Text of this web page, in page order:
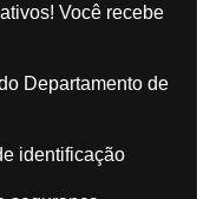
Você recebe
Departamento de
identificação